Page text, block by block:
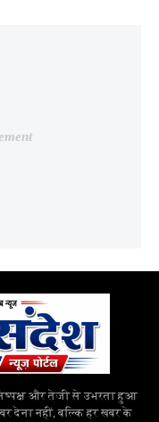
और तेजी से उभरता हुआ
देना नहीं, बल्कि हर खबर के